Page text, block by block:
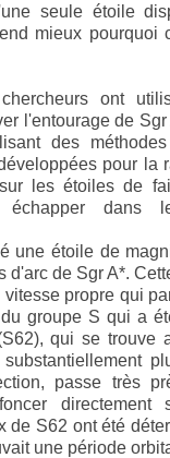
seule étoile
mieux pourquoi
ont
l'entourage de
des méthodes
pour la
les étoiles de
dans
une étoile de
d'arc de Sgr A*.
propre qui
groupe S qui a
qui se trouve
passe très
de S62 ont été
une période